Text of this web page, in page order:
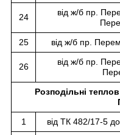
24
від ж/б пр.
25
від ж/б пр.
26
від ж/б пр.
Розподільні
1
від ТК 482/17-5